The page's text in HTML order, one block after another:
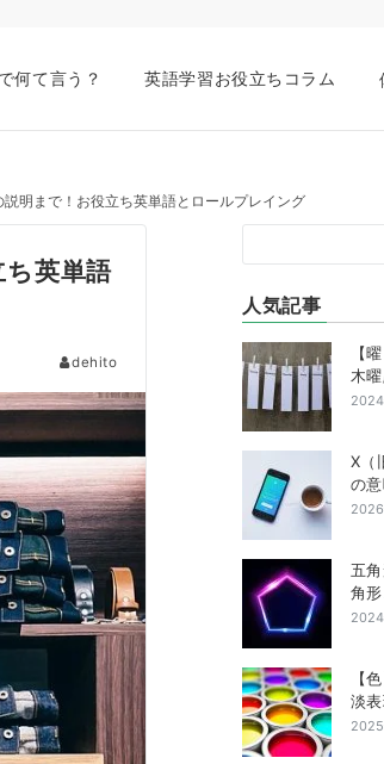
何て言う？ 英語学習お役立ちコラム
明まで！お役立ち英単語とロールプレイング
英単語
dehito
人気記事
【
木
2024
X（
の
2026
五
角
2024
【
淡